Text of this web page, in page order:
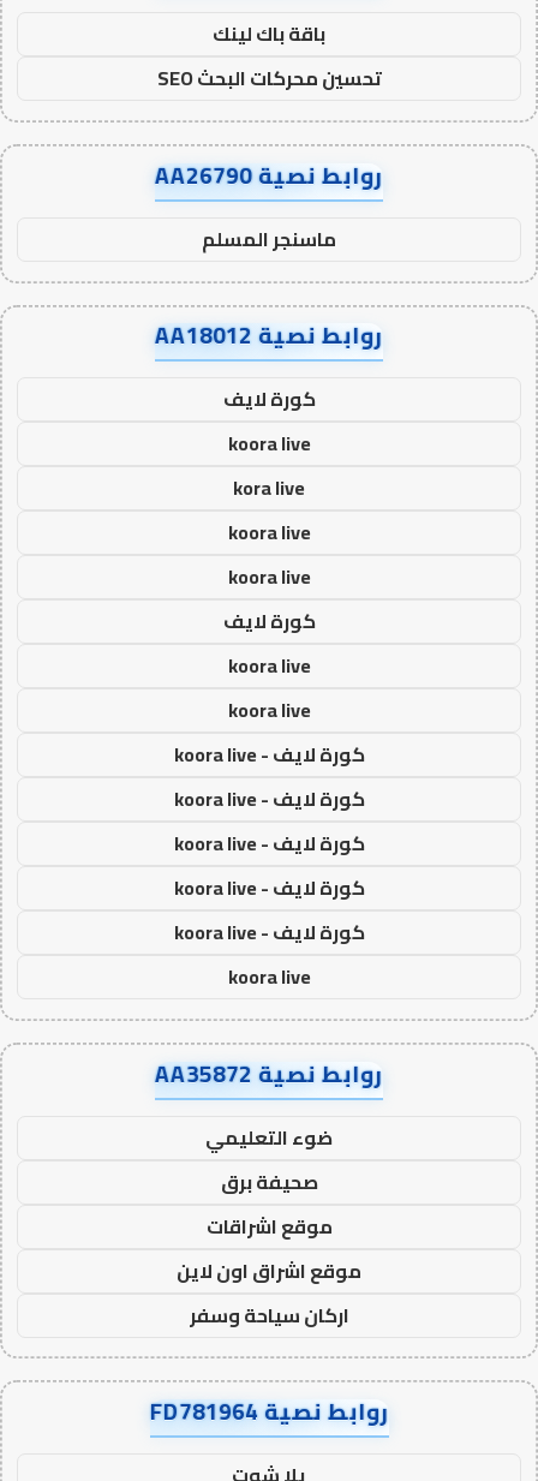
باقة باك لينك
تحسين محركات البحث SEO
روابط نصية AA26790
ماسنجر المسلم
روابط نصية AA18012
كورة لايف
koora live
kora live
koora live
koora live
كورة لايف
koora live
koora live
كورة لايف - koora live
كورة لايف - koora live
كورة لايف - koora live
كورة لايف - koora live
كورة لايف - koora live
koora live
روابط نصية AA35872
ضوء التعليمي
صحيفة برق
موقع اشراقات
موقع اشراق اون لاين
اركان سياحة وسفر
روابط نصية FD781964